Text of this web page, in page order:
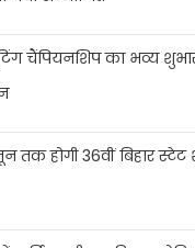
चैंपियनशिप का भव्य
तक होगी 36वीं बिहार